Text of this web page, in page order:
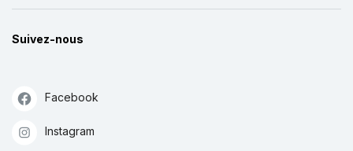
Suivez-nous
Facebook
Instagram